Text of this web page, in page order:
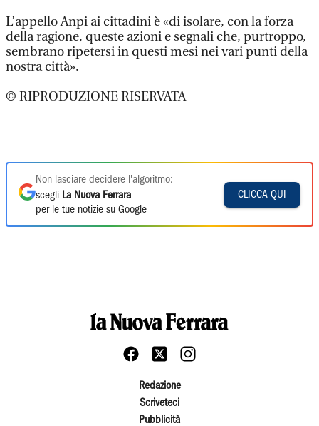
L’appello Anpi ai cittadini è «di isolare, con la forza
della ragione, queste azioni e segnali che, purtroppo,
sembrano ripetersi in questi mesi nei vari punti della
nostra città».
© RIPRODUZIONE RISERVATA
Non lasciare decidere l'algoritmo:
scegli La Nuova Ferrara
per le tue notizie su Google
CLICCA QUI
Redazione
Scriveteci
Pubblicità